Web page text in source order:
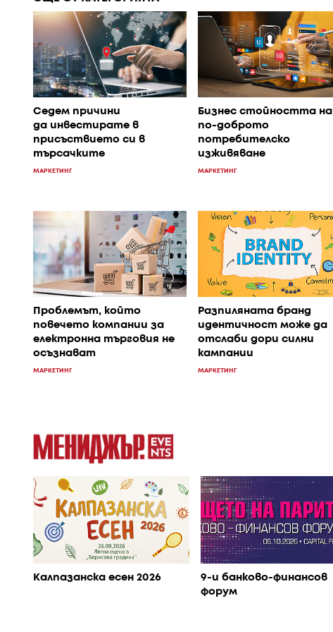
Седем причини
да инвестирате в
присъствието си в
търсачките
МАРКЕТИНГ
Бизнес стойността на
по-доброто
потребителско
изживяване
МАРКЕТИНГ
Проблемът, който
повечето компании за
електронна търговия не
осъзнават
МАРКЕТИНГ
Разпиляната бранд
идентичност може да
отслаби дори силни
кампании
МАРКЕТИНГ
Калпазанска есен 2026
9-и банково-финансов
форум